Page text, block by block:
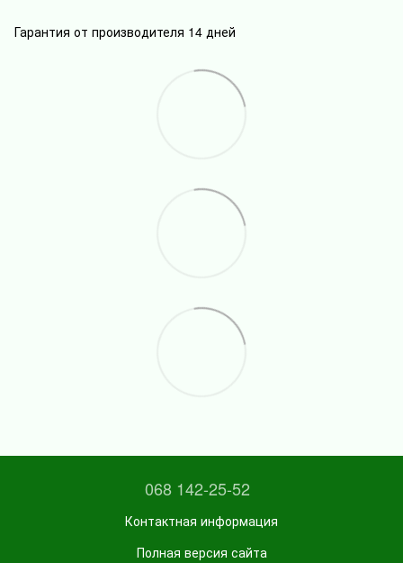
Гарантия от производителя 14 дней
068 142-25-52
Контактная информация
Полная версия сайта